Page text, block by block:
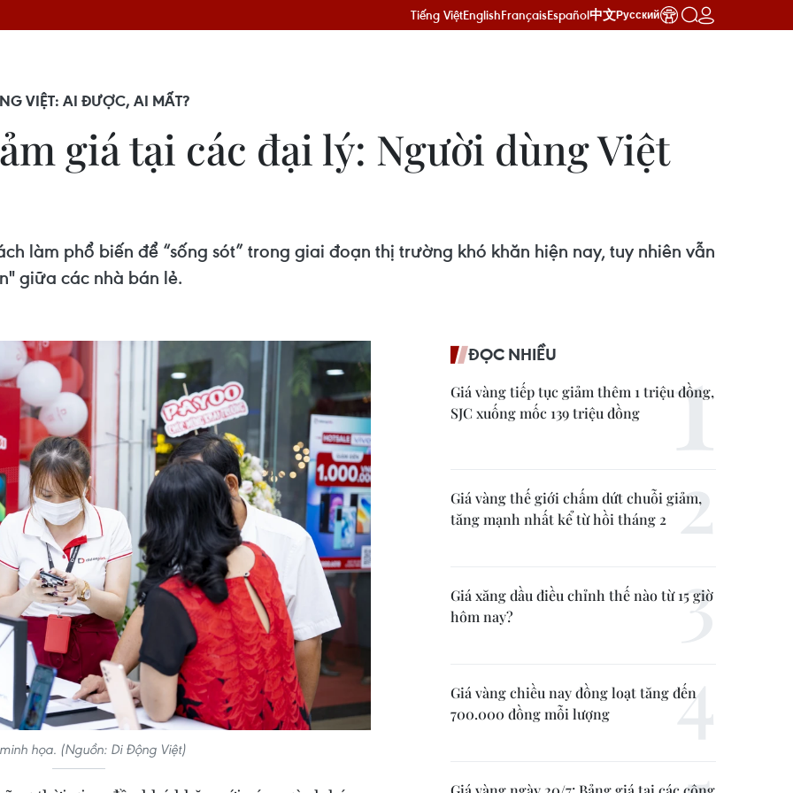
Tiếng ViệtEnglishFrançaisEspañol中文Русский
VIỆT: AI ĐƯỢC, AI MẤT?
giá tại các đại lý: Người dùng Việt
làm phổ biến để “sống sót” trong giai đoạn thị trường khó khăn hiện nay, tuy nhiên vẫn
giữa các nhà bán lẻ.
họa. (Nguồn: Di Động Việt)
ĐỌC NHIỀU
Giá vàng tiếp tục giảm thêm 1 triệu đồng,
SJC xuống mốc 139 triệu đồng
Giá vàng thế giới chấm dứt chuỗi giảm,
tăng mạnh nhất kể từ hồi tháng 2
Giá xăng dầu điều chỉnh thế nào từ 15 giờ
hôm nay?
Giá vàng chiều nay đồng loạt tăng đến
700.000 đồng mỗi lượng